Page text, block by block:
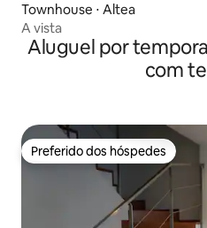
Townhouse ⋅ Altea
A vista
Aluguel por
com
Preferido dos hóspedes
Preferido dos hóspedes